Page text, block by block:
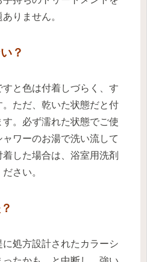
りません。
？
と色は付着しづらく、す
ただ、乾いた状態だと付
。必ず濡れた状態でご使
ワーのお湯で洗い流して
した場合は、浴室用洗剤
さい。
処方設計されたカラーシ